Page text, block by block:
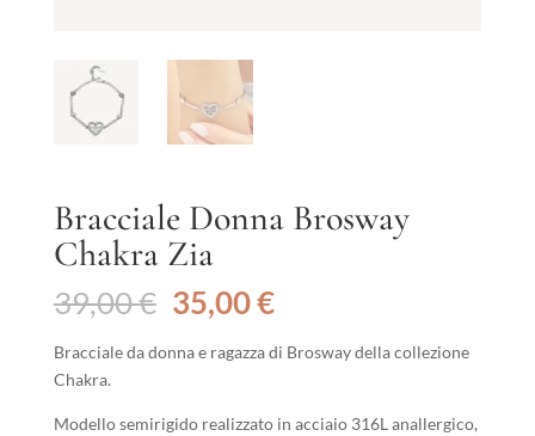
Bracciale Donna Brosway
Chakra Zia
39,00€ Il
prezzo
originale
39,00 €.
35,00€Il
attuale
35,00 €.
Bracciale da donna e ragazza di Brosway della collezione
Chakra.
Modello semirigido realizzato in acciaio 316L anallergico,